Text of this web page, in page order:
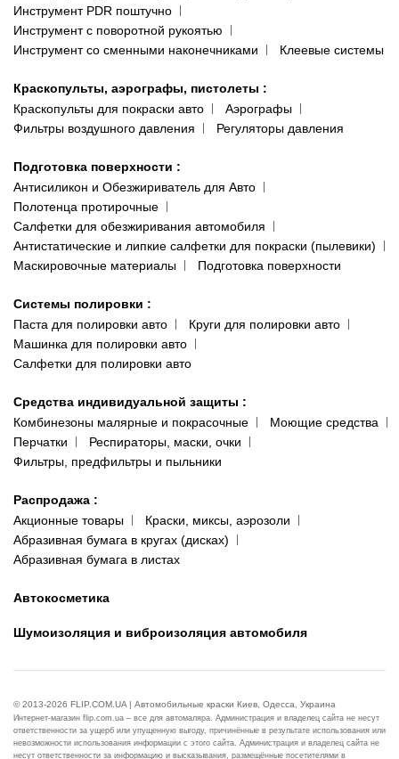
Инструмент PDR поштучно
Инструмент с поворотной рукоятью
Инструмент со сменными наконечниками
Клеевые системы
Краскопульты, аэрографы, пистолеты :
Краскопульты для покраски авто
Аэрографы
Фильтры воздушного давления
Регуляторы давления
Подготовка поверхности :
Антисиликон и Обезжириватель для Авто
Полотенца протирочные
Салфетки для обезжиривания автомобиля
Антистатические и липкие салфетки для покраски (пылевики)
Маскировочные материалы
Подготовка поверхности
Системы полировки :
Паста для полировки авто
Круги для полировки авто
Машинка для полировки авто
Салфетки для полировки авто
Средства индивидуальной защиты :
Комбинезоны малярные и покрасочные
Моющие средства
Перчатки
Респираторы, маски, очки
Фильтры, предфильтры и пыльники
Распродажа :
Акционные товары
Краски, миксы, аэрозоли
Абразивная бумага в кругах (дисках)
Абразивная бумага в листах
Автокосметика
Шумоизоляция и виброизоляция автомобиля
© 2013-2026 FLIP.COM.UA | Автомобильные краски Киев, Одесса, Украина
Интернет-магазин flip.com.ua – все для автомаляра. Администрация и владелец сайта не несут
ответственности за ущерб или упущенную выгоду, причинённые в результате использования или
невозможности использования информации с этого сайта. Администрация и владелец сайта не
несут ответственности за информацию и высказывания, размещённые посетителями в